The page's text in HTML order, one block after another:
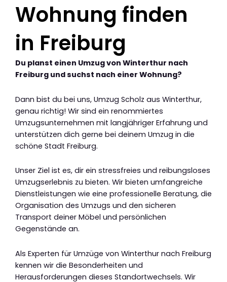
Wohnung finden
in Freiburg
Du planst einen Umzug von Winterthur nach
Freiburg und suchst nach einer Wohnung?
Dann bist du bei uns, Umzug Scholz aus Winterthur,
genau richtig! Wir sind ein renommiertes
Umzugsunternehmen mit langjähriger Erfahrung und
unterstützen dich gerne bei deinem Umzug in die
schöne Stadt Freiburg.
Unser Ziel ist es, dir ein stressfreies und reibungsloses
Umzugserlebnis zu bieten. Wir bieten umfangreiche
Dienstleistungen wie eine professionelle Beratung, die
Organisation des Umzugs und den sicheren
Transport deiner Möbel und persönlichen
Gegenstände an.
Als Experten für Umzüge von Winterthur nach Freiburg
kennen wir die Besonderheiten und
Herausforderungen dieses Standortwechsels. Wir